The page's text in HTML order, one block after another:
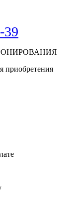
39
приобретения